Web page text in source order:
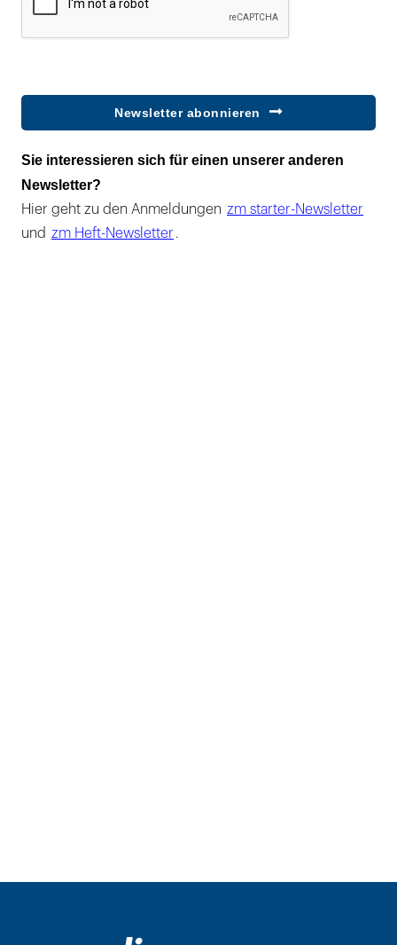
Newsletter abonnieren
Sie interessieren sich für einen unserer anderen
Newsletter?
Hier geht zu den Anmeldungen zm starter-Newsletter
und zm Heft-Newsletter .